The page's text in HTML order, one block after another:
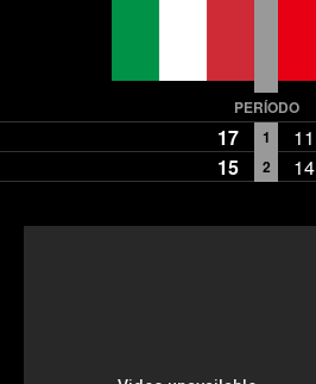
PERÍODO
17 1
11
15
2 14